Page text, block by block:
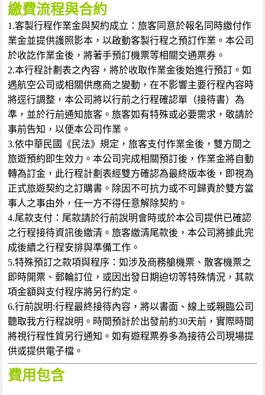
繳費流程與合約
1.客製行程作業金與契約成立：旅客同意於報名同時繳付作
業金並提供護照影本，以啟動客製行程之預訂作業。本公司
於收訖作業金後，將著手預訂機票等相關交通票券。
2.本行程計劃表之內容，將於收取作業金後始進行預訂。如
遇航空公司或相關供應商之變動，在不影響主要行程內容時
將逕行調整，本公司將以行前之行程確認單（接待書）為
準，並於行前通知旅客。旅客如有特殊或必要需求，敬請於
事前告知，以便本公司作業。
3.依中華民國《民法》規定，旅客支付作業金後，雙方間之
旅遊預約即生效力。本公司完成相關預訂後，作業金將自動
轉為訂金，此行程計劃表經雙方確認為最終版本後，即視為
正式旅遊契約之訂購書。除因不可抗力或不可歸責於雙方當
事人之事由外，任一方不得任意解除契約。
4.尾款支付：尾款請於行前說明會時或於本公司提供已確認
之行程接待資訊後繳清。旅客繳清尾款後，本公司將據此完
成後續之行程安排與準備工作。
5.特殊預訂之款項與程序：如涉及商務艙機票、散客機票之
即時開票、郵輪訂位，或因出發日期迫切等特殊情況，其款
項金額與支付程序將另行約定。
6.行前說明:行程最終接待內容，將以書面、線上或親臨公司
聽取我方行程說明。時間預計於出發前約30天前，實際時間
將視行程性質另行通知。如有遊程票券多為接待公司現場提
供或提供電子檔。
費用包含